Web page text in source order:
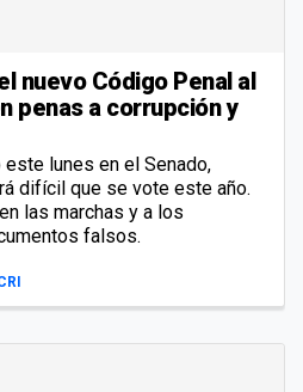
nuevo Código Penal al
penas a corrupción y
lunes en el Senado,
difícil que se vote este año.
las marchas y a los
falsos.